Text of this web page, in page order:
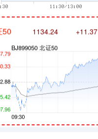
50 1134.24 +11.37
指